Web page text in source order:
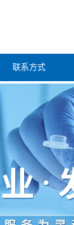
联系方式